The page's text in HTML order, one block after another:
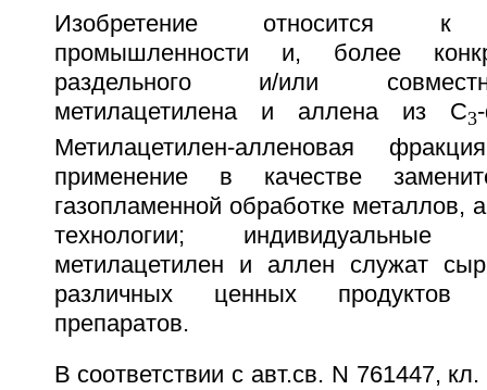
Изобретение относится к
промышленности и, более
раздельного и/или
метилацетилена и аллена из С3
Метилацетилен-алленовая
применение в качестве
газопламенной обработке металлов,
технологии;
метилацетилен и аллен служат
различных ценных продуктов
препаратов.
В соответствии с авт.св. N 761447,